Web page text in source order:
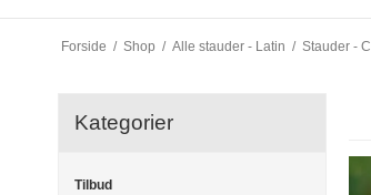
Forside / Shop / Alle stauder - Latin / Stauder - C
Kategorier
Tilbud